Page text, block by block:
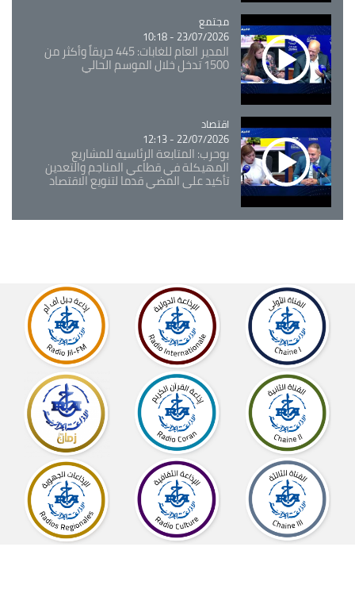
Catégorie
مجتمع
23/07/2026 - 10:18
المدير العام للغابات: 445 حريقاً وأكثر من
1500 تدخل خلال الموسم الحالي
Catégorie
اقتصاد
22/07/2026 - 12:13
بوحرب: المتابعة الرئاسية للمشاريع
المهيكلة في قطاعي المناجم والتعدين
تأكيد على المضي قدما لتنويع الاقتصاد